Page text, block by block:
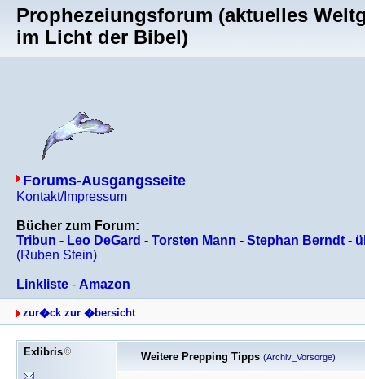
Prophezeiungsforum (aktuelles
im Licht der Bibel)
Forums-Ausgangsseite
Kontakt/Impressum
Bücher zum Forum:
Tribun - Leo DeGard - Torsten Mann - Stephan Berndt -
(Ruben Stein)
Linkliste - Amazon
zur�ck zur �bersicht
Exlibris Weitere Prepping Tipps (Archiv_Vorsorge)